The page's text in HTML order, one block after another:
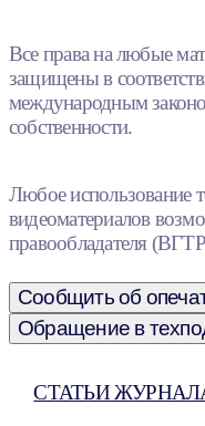
Все права на любые
защищены в
международным
собственности.
Любое использование
видеоматериалов
правообладателя
Сообщить об
Обращение в
СТАТЬИ